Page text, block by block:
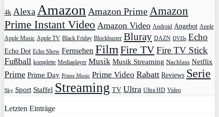
4k AlexaAmazon Amazon PrimeAmazon
Prime Instant Video Amazon Video Android Angebot Apple
Apple Music Apple TV Black Friday Blockbuster Bluray DAZN DVDs Echo
Echo Dot Echo Show Fernsehen FilmFire TVFire TV Stick
Fußball komplette Mediaplayer Musik Musik Streaming Nachlass Netflix
Prime Prime Day Prime Music Prime Video Rabatt Reviews Serie
Sky Sport Staffel Streaming TV Ultra Ultra HD Video
Letzten Einträge